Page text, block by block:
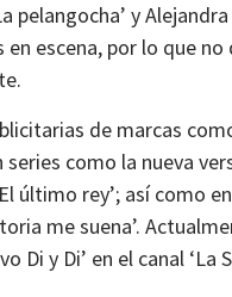
pelangocha’ y
escena, por lo que no
de marcas
series como la nueva
último rey’; así como
me suena’.
y Di’ en el canal ‘La